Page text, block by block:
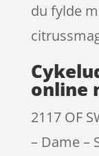
du fylde
online
2117 OF
– Dame –